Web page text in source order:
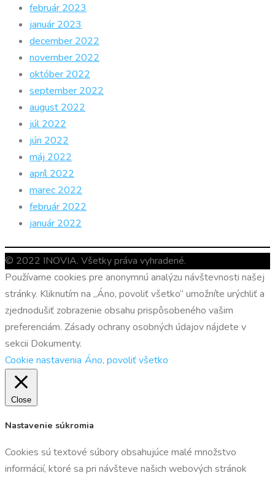
február 2023
január 2023
december 2022
november 2022
október 2022
september 2022
august 2022
júl 2022
jún 2022
máj 2022
apríl 2022
marec 2022
február 2022
január 2022
© 2022 INOVIA. Všetky práva vyhradené.
Používame cookies pre anonymnú analýzu návštevnosti našej
stránky. Kliknutím na „Áno, povoliť všetko“ umožníte urýchliť a
zjednodušiť zobrazenie obsahu prispôsobeného vašim
preferenciám. Zásady ochrany osobných údajov nájdete v
sekcii Dokumenty.
Cookie nastavenia Áno, povoliť všetko
Close
Nastavenie súkromia
Cookies sú textové súbory obsahujúce malé množstvo
informácií, ktoré sa pri návšteve našich webových stránok